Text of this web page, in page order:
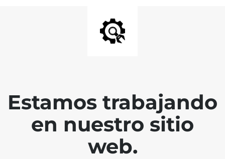
Estamos trabajando
en nuestro sitio
web.